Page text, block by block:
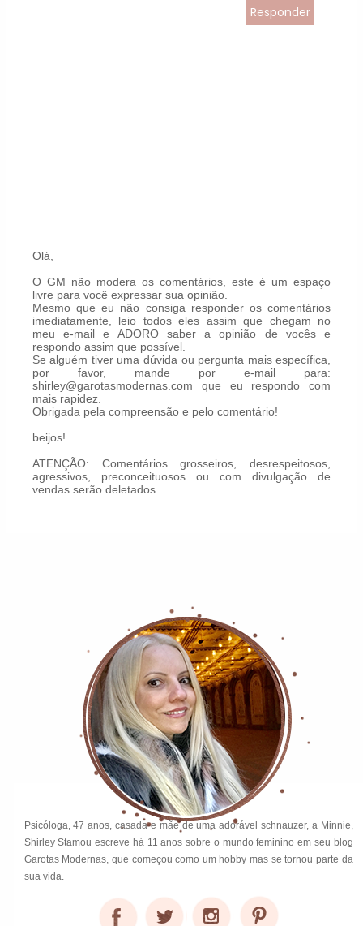
Responder
Olá,
O GM não modera os comentários, este é um espaço
livre para você expressar sua opinião.
Mesmo que eu não consiga responder os comentários
imediatamente, leio todos eles assim que chegam no
meu e-mail e ADORO saber a opinião de vocês e
respondo assim que possível.
Se alguém tiver uma dúvida ou pergunta mais específica,
por favor, mande por e-mail para:
shirley@garotasmodernas.com que eu respondo com
mais rapidez.
Obrigada pela compreensão e pelo comentário!
beijos!
ATENÇÃO: Comentários grosseiros, desrespeitosos,
agressivos, preconceituosos ou com divulgação de
vendas serão deletados.
Psicóloga, 47 anos, casada e mãe de uma adorável schnauzer, a Minnie,
Shirley Stamou escreve há 11 anos sobre o mundo feminino em seu blog
Garotas Modernas, que começou como um hobby mas se tornou parte da
sua vida.